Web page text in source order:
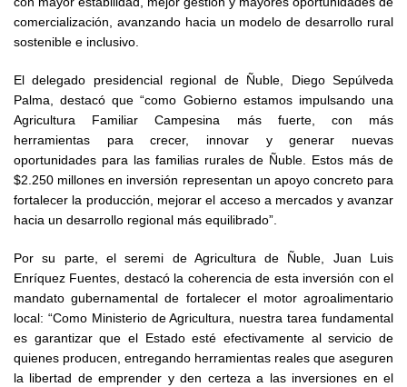
comercialización, avanzando hacia un modelo de desarrollo rural
sostenible e inclusivo.
El delegado presidencial regional de Ñuble, Diego Sepúlveda
Palma, destacó que “como Gobierno estamos impulsando una
Agricultura Familiar Campesina más fuerte, con más
herramientas para crecer, innovar y generar nuevas
oportunidades para las familias rurales de Ñuble. Estos más de
$2.250 millones en inversión representan un apoyo concreto para
fortalecer la producción, mejorar el acceso a mercados y avanzar
hacia un desarrollo regional más equilibrado”.
Por su parte, el seremi de Agricultura de Ñuble, Juan Luis
Enríquez Fuentes, destacó la coherencia de esta inversión con el
mandato gubernamental de fortalecer el motor agroalimentario
local: “Como Ministerio de Agricultura, nuestra tarea fundamental
es garantizar que el Estado esté efectivamente al servicio de
quienes producen, entregando herramientas reales que aseguren
la libertad de emprender y den certeza a las inversiones en el